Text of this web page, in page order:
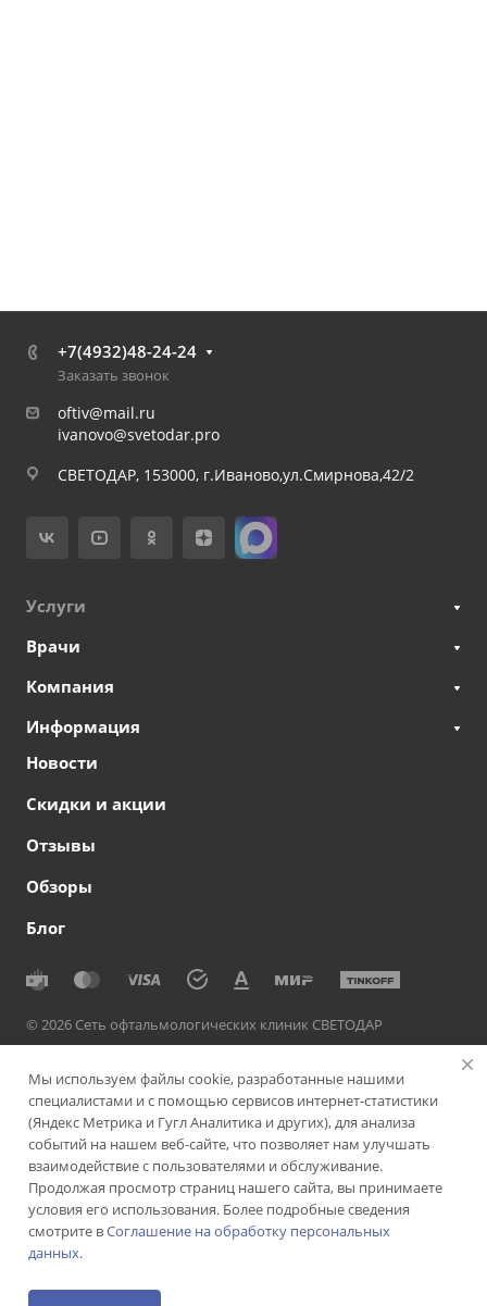
+7(4932)48-24-24
Заказать звонок
oftiv@mail.ru
ivanovo@svetodar.pro
СВЕТОДАР, 153000, г.Иваново,ул.Смирнова,42/2
Услуги
Врачи
Компания
Информация
Новости
Скидки и акции
Отзывы
Обзоры
Блог
© 2026 Сеть офтальмологических клиник СВЕТОДАР
персональных данных |Политика использования cookie-
файлов |Пользовательское соглашение
Версия для слабовидящих Подписаться на рассылку
Быстро с 1С-Битрикс
ИМЕЮТСЯ ПРОТИВОПОКАЗАНИЯ. НЕОБХОДИМА
Мы используем файлы cookie, разработанные нашими
специалистами и с помощью сервисов интернет-статистики
(Яндекс Метрика и Гугл Аналитика и других), для анализа
событий на нашем веб-сайте, что позволяет нам улучшать
взаимодействие с пользователями и обслуживание.
Продолжая просмотр страниц нашего сайта, вы принимаете
условия его использования. Более подробные сведения
смотрите вСоглашение на обработку персональных
данных.